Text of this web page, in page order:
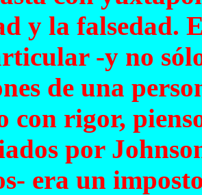
y la falsedad.
-y no
de una
con rigor,
por
era un